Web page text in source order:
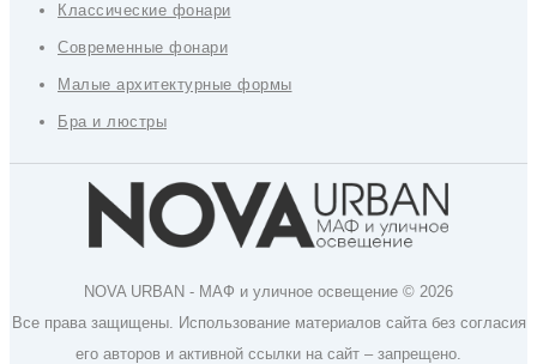
Классические фонари
Современные фонари
Малые архитектурные формы
Бра и люстры
NOVA URBAN - МАФ и уличное освещение © 2026
Все права защищены. Использование материалов сайта без согласия
его авторов и активной ссылки на сайт – запрещено.